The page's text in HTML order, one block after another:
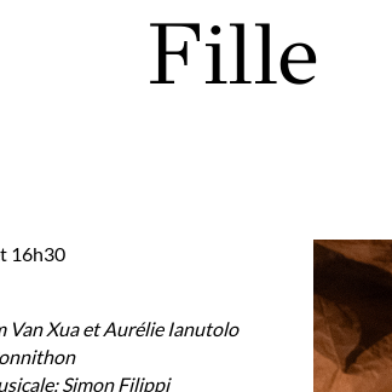
Fille
16h30
Van Xua et Aurélie Ianutolo
Simon Filippi